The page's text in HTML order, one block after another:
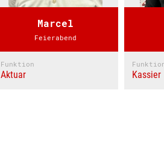
Marcel
Feierabend
Funktion
Aktuar Kassier